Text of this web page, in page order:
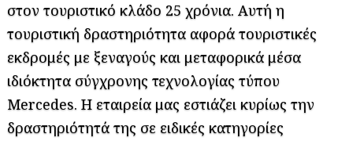
στον τουριστικό κλάδο 25 χρόνια. Αυτή η
τουριστική δραστηριότητα αφορά τουριστικές
εκδρομές με ξεναγούς και μεταφορικά μέσα
ιδιόκτητα σύγχρονης τεχνολογίας τύπου
Mercedes. Η εταιρεία μας εστιάζει κυρίως την
δραστηριότητά της σε ειδικές κατηγορίες